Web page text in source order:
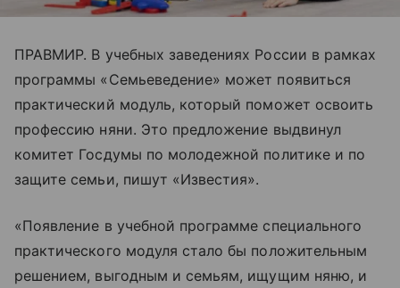
ПРАВМИР. В учебных заведениях России в рамках
программы «Семьеведение» может появиться
практический модуль, который поможет освоить
профессию няни. Это предложение выдвинул
комитет Госдумы по молодежной политике и по
защите семьи, пишут «Известия».
«Появление в учебной программе специального
практического модуля стало бы положительным
решением, выгодным и семьям, ищущим няню, и